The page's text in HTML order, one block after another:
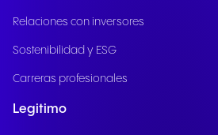
Relaciones con inversores
Sostenibilidad y ESG
Carreras profesionales
Legitimo